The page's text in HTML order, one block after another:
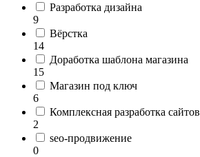
Разработка дизайна
9
Вёрстка
14
Доработка шаблона магазина
15
Магазин под ключ
6
Комплексная разработка сайтов
2
seo-продвижение
0